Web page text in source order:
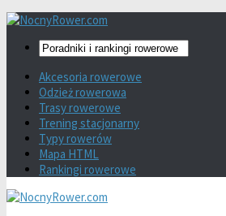
Akcesoria rowerowe
Odzież rowerowa
Trasy rowerowe
Trening stacjonarny
Typy rowerów
Mapa HTML
Rankingi rowerowe